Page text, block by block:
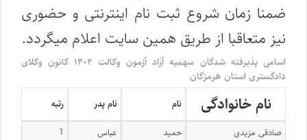
ضمنا زمان شروع ثبت نام اینترنتی و حضوری
نیز متعاقبا از طریق همین سایت اعلام میگردد.
اسامی پذیرفته شدگان سهمیه آزاد آزمون وکالت ۱۴۰۲ کانون وکلای
دادگستری استان هرمزگان
نام خانوادگی نام نام پدر رتبه
صادقی مزیدی حمید عباس
1